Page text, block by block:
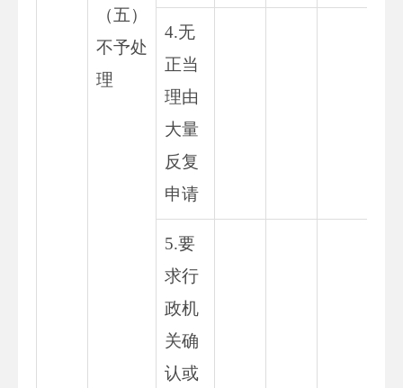
（五）
不予处
理
4.无
正当
理由
大量
反复
申请
5.要
求行
政机
关确
认或